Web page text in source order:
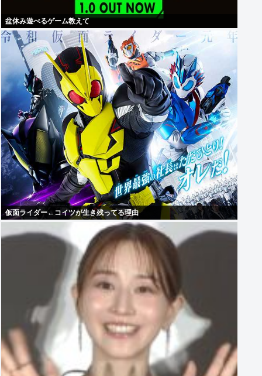
盆休み遊べるゲーム教えて
仮面ライダー←コイツが生き残ってる理由